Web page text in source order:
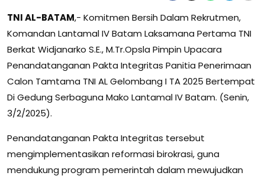
TNI AL-BATAM,- Komitmen Bersih Dalam Rekrutmen,
Komandan Lantamal IV Batam Laksamana Pertama TNI
Berkat Widjanarko S.E., M.Tr.Opsla Pimpin Upacara
Penandatanganan Pakta Integritas Panitia Penerimaan
Calon Tamtama TNI AL Gelombang I TA 2025 Bertempat
Di Gedung Serbaguna Mako Lantamal IV Batam. (Senin,
3/2/2025).
Penandatanganan Pakta Integritas tersebut
mengimplementasikan reformasi birokrasi, guna
mendukung program pemerintah dalam mewujudkan